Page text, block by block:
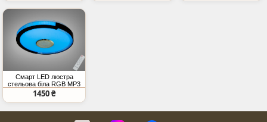
Смарт LED люстра
стельова біла RGB MP3
70 Вт
1450 ₴